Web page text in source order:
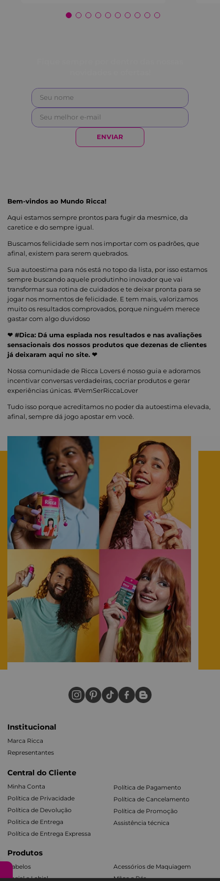
ENVIAR
Bem-vindos ao Mundo Ricca!
Aqui estamos sempre prontos para fugir da mesmice, da
caretice e do sempre igual.
Buscamos felicidade sem nos importar com os padrões, que
afinal, existem para serem quebrados.
Sua autoestima para nós está no topo da lista, por isso estamos
sempre buscando aquele produtinho inovador que vai
transformar sua rotina de cuidados e te deixar pronta para se
jogar nos momentos de felicidade. E tem mais, valorizamos
muito os resultados comprovados, porque ninguém merece
gastar com algo duvidoso
❤ #Dica: Dá uma espiada nos resultados e nas avaliações
sensacionais dos nossos produtos que dezenas de clientes
já deixaram aqui no site. ❤
Nossa comunidade de Ricca Lovers é nosso guia e adoramos
incentivar conversas verdadeiras, cocriar produtos e gerar
experiências únicas. #VemSerRiccaLover
Tudo isso porque acreditamos no poder da autoestima elevada,
afinal, sempre dá jogo apostar em você.
Institucional
Marca Ricca
Representantes
Central do Cliente
Minha Conta
Política de Privacidade
Política de Devolução
Politica de Entrega
Política de Entrega Expressa
Política de Pagamento
Política de Cancelamento
Política de Promoção
Assistência técnica
Produtos
Cabelos
Facial e Labial
Acessórios de Maquiagem
Mãos e Pés